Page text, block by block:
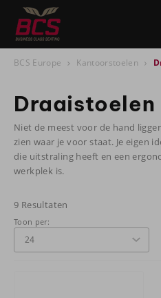
BCS Europe Kantoorstoelen
Draaistoelen
Niet de meest voor de hand
zien waar je voor staat. Je eigen
die uitstraling heeft en een
werkplek is.
9 Resultaten
Toon per: